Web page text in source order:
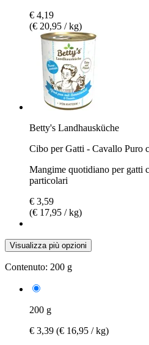
€ 4,19
(€ 20,95 / kg)
Betty's Landhausküche
Cibo per Gatti - Cavallo Puro
Mangime quotidiano per gatti
particolari
€ 3,59
(€ 17,95 / kg)
Visualizza più opzioni
Contenuto: 200 g
200 g
€ 3,39 (€ 16,95 / kg)